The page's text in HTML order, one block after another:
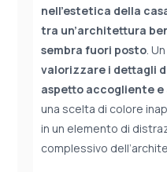
nell’estetica della
tra un’architettura
sembra fuori posto.
valorizzare i dettagli
aspetto accogliente e
una scelta di colore
in un elemento di
complessivo